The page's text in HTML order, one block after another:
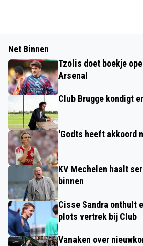
Net Binnen
Tzolis doet boekje
Arsenal
Club Brugge kondigt
'Godts heeft akkoord
KV Mechelen haalt
binnen
Cisse Sandra onthult
plots vertrek bij Club
Vanaken over